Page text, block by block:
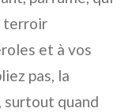
terroir
et à vos
pas, la
surtout quand